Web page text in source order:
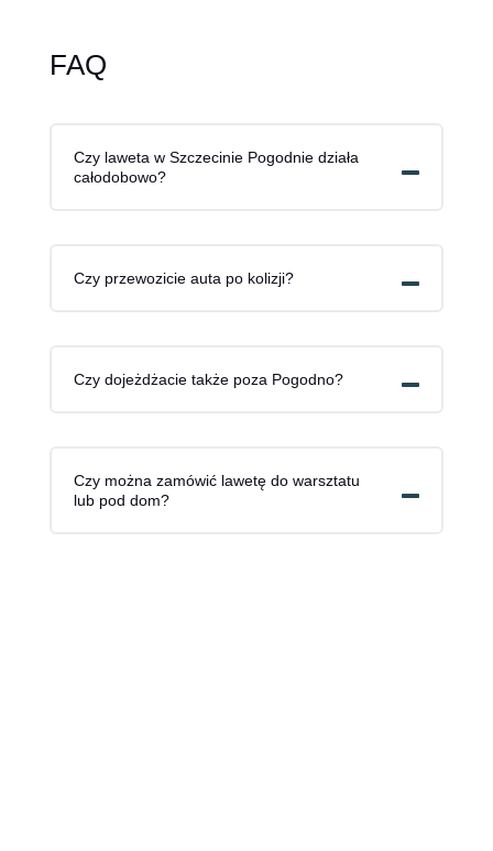
FAQ
Czy laweta w Szczecinie Pogodnie działa
całodobowo?
Czy przewozicie auta po kolizji?
Czy dojeżdżacie także poza Pogodno?
Czy można zamówić lawetę do warsztatu
lub pod dom?